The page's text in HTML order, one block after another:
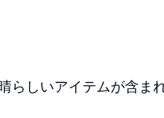
しいアイテムが含ま